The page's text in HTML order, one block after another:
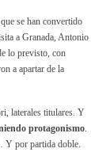
se han convertido
a Granada, Antonio
lo previsto, con
a apartar de la
laterales titulares. Y
protagonismo.
Y por partida doble.